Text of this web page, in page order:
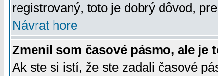
registrovaný, toto je dobrý dôvod,
Návrat hore
Zmenil som časové pásmo, ale je
Ak ste si istí, že ste zadali časové